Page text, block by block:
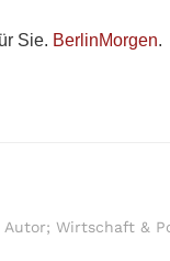
Sie. BerlinMorgen.
Wirtschaft &